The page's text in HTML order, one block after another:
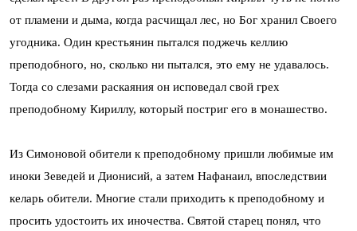
от пламени и дыма, когда расчищал лес, но Бог хранил Своего
угодника. Один крестьянин пытался поджечь келлию
преподобного, но, сколько ни пытался, это ему не удавалось.
Тогда со слезами раскаяния он исповедал свой грех
преподобному Кириллу, который постриг его в монашество.
Из Симоновой обители к преподобному пришли любимые им
иноки Зеведей и Дионисий, а затем Нафанаил, впоследствии
келарь обители. Многие стали приходить к преподобному и
просить удостоить их иночества. Святой старец понял, что